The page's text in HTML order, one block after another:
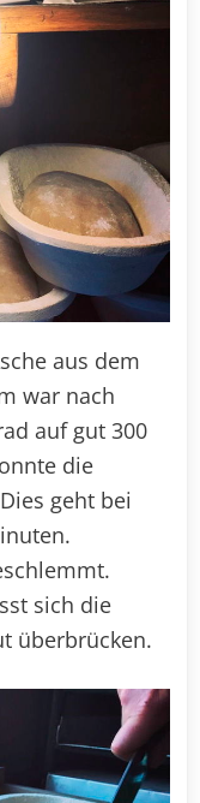
aus dem
war nach
auf gut 300
die
geht bei
sich die
überbrücken.